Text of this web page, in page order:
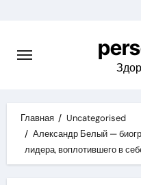
содержимому
Главная
Uncategorised
Александр Белый —
лидера, воплотившего в